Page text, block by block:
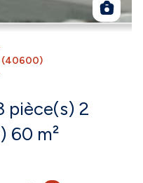
(40600)
chambre(s) 60 m²